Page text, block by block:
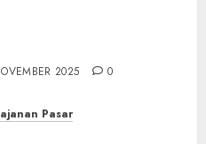
2025 0
Pasar